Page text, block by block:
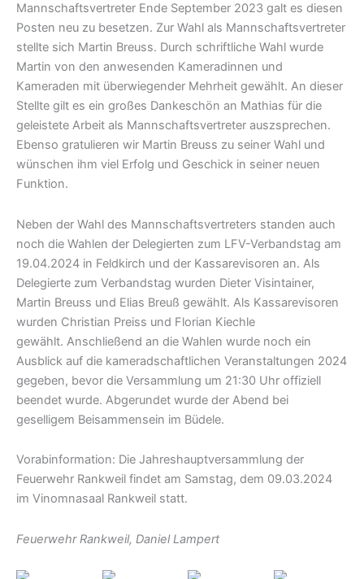
Mannschaftsvertreter Ende September 2023 galt es diesen
Posten neu zu besetzen. Zur Wahl als Mannschaftsvertreter
stellte sich Martin Breuss. Durch schriftliche Wahl wurde
Martin von den anwesenden Kameradinnen und
Kameraden mit überwiegender Mehrheit gewählt. An dieser
Stellte gilt es ein großes Dankeschön an Mathias für die
geleistete Arbeit als Mannschaftsvertreter auszsprechen.
Ebenso gratulieren wir Martin Breuss zu seiner Wahl und
wünschen ihm viel Erfolg und Geschick in seiner neuen
Funktion.
Neben der Wahl des Mannschaftsvertreters standen auch
noch die Wahlen der Delegierten zum LFV-Verbandstag am
19.04.2024 in Feldkirch und der Kassarevisoren an. Als
Delegierte zum Verbandstag wurden Dieter Visintainer,
Martin Breuss und Elias Breuß gewählt. Als Kassarevisoren
wurden Christian Preiss und Florian Kiechle
gewählt. Anschließend an die Wahlen wurde noch ein
Ausblick auf die kameradschaftlichen Veranstaltungen 2024
gegeben, bevor die Versammlung um 21:30 Uhr offiziell
beendet wurde. Abgerundet wurde der Abend bei
geselligem Beisammensein im Büdele.
Vorabinformation: Die Jahreshauptversammlung der
Feuerwehr Rankweil findet am Samstag, dem 09.03.2024
im Vinomnasaal Rankweil statt.
Feuerwehr Rankweil, Daniel Lampert